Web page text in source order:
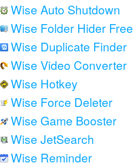
Wise Auto Shutdown
Wise Folder Hider Free
Wise Duplicate Finder
Wise Video Converter
Wise Hotkey
Wise Force Deleter
Wise Game Booster
Wise JetSearch
Wise Reminder